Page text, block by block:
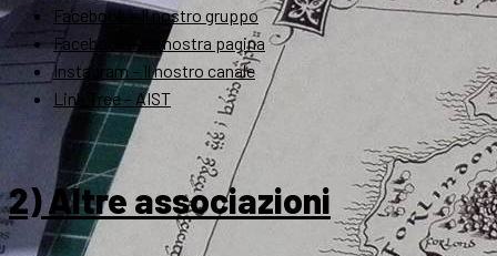
Facebook – Il nostro gruppo
Facebook – La nostra pagina
Instagram – Il nostro canale
Link Tree – AIST
2) Altre associazioni